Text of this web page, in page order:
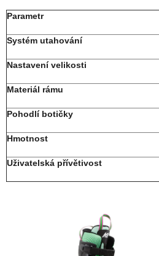
Parametr
Systém utahování
Nastavení velikosti
Materiál rámu
Pohodlí botičky
Hmotnost
Uživatelská přívětivost